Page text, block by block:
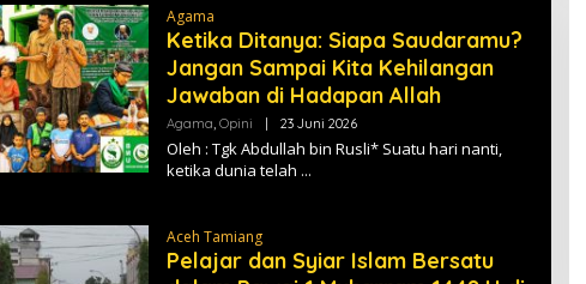
S
E
D
I
Agama
Ketika Ditanya: Siapa Saudaramu?
Jangan Sampai Kita Kehilangan
Jawaban di Hadapan Allah
Agama, Opini 23 Juni 2026O
E
S
Oleh : Tgk Abdullah bin Rusli* Suatu hari nanti,
ketika dunia telah
Aceh Tamiang
Pelajar dan Syiar Islam Bersatu
di Bandar Pusaka